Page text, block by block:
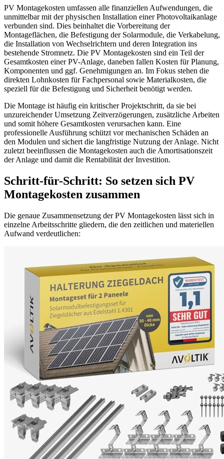
PV Montagekosten umfassen alle finanziellen Aufwendungen, die
unmittelbar mit der physischen Installation einer Photovoltaikanlage
verbunden sind. Dies beinhaltet die Vorbereitung der
Montageflächen, die Befestigung der Solarmodule, die Verkabelung,
die Installation von Wechselrichtern und deren Integration ins
bestehende Stromnetz. Die PV Montagekosten sind ein Teil der
Gesamtkosten einer PV-Anlage, daneben fallen Kosten für Planung,
Komponenten und ggf. Genehmigungen an. Im Fokus stehen die
direkten Lohnkosten für Fachpersonal sowie Materialkosten, die
speziell für die Befestigung und Sicherheit benötigt werden.
Die Montage ist häufig ein kritischer Projektschritt, da sie bei
unzureichender Umsetzung Zeitverzögerungen, zusätzliche Arbeiten
und somit höhere Gesamtkosten verursachen kann. Eine
professionelle Ausführung schützt vor mechanischen Schäden an
den Modulen und sichert die langfristige Nutzung der Anlage. Nicht
zuletzt beeinflussen die Montagekosten auch die Amortisationszeit
der Anlage und damit die Rentabilität der Investition.
Schritt-für-Schritt: So setzen sich PV
Montagekosten zusammen
Die genaue Zusammensetzung der PV Montagekosten lässt sich in
einzelne Arbeitsschritte gliedern, die den zeitlichen und materiellen
Aufwand verdeutlichen: